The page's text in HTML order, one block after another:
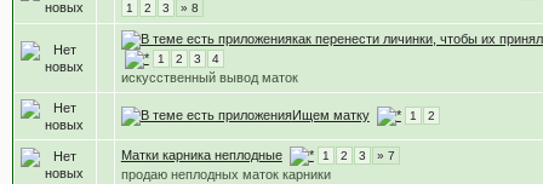
1 2 3 » 8
как перенести личинки, чтобы их
1 2 3 4
искусственный вывод маток
Ищем матку 1 2
Матки карника неплодные 1 2 3 » 7
продаю неплодных маток карники